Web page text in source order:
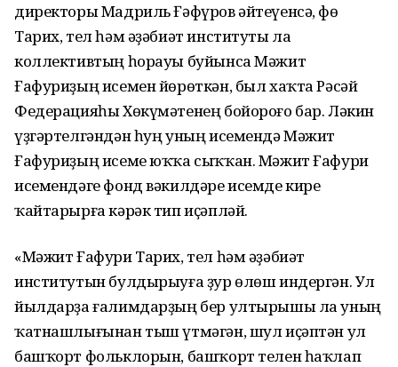
директоры Мадриль Ғәфүров әйтеүенсә, Өфө
Тарих, тел һәм әҙәбиәт институты ла
коллективтың һорауы буйынса Мәжит
Ғафуриҙың исемен йөрөткән, был хаҡта Рәсәй
Федерацияһы Хөкүмәтенең бойороғо бар. Ләкин
үҙгәртелгәндән һуң уның исемендә Мәжит
Ғафуриҙың исеме юҡҡа сыҡҡан. Мәжит Ғафури
исемендәге фонд вәкилдәре исемде кире
ҡайтарырға кәрәк тип иҫәпләй.
«Мәжит Ғафури Тарих, тел һәм әҙәбиәт
институтын булдырыуға ҙур өлөш индергән. Ул
йылдарҙа ғалимдарҙың бер ултырышы ла уның
ҡатнашлығынан тыш үтмәгән, шул иҫәптән ул
башҡорт фольклорын, башҡорт телен һаҡлап